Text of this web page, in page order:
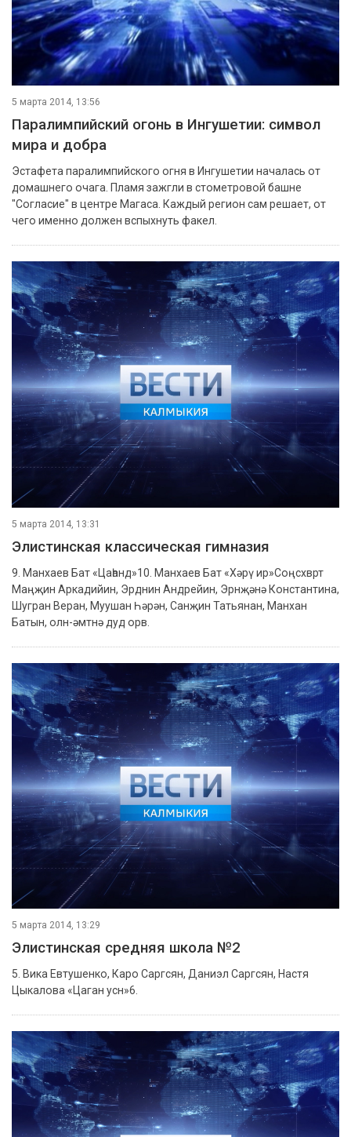
5 марта 2014, 13:56
Паралимпийский огонь в Ингушетии: символ
мира и добра
Эстафета паралимпийского огня в Ингушетии началась от
домашнего очага. Пламя зажгли в стометровой башне
"Согласие" в центре Магаса. Каждый регион сам решает, от
чего именно должен вспыхнуть факел.
5 марта 2014, 13:31
Элистинская классическая гимназия
9. Манхаев Бат «Цаһанд»10. Манхаев Бат «Хәрү ир»Соңсхврт
Маңҗин Аркадийин, Эрднин Андрейин, Эрнҗәнә Константина,
Шугран Веран, Муушан Һәрән, Санҗин Татьянан, Манхан
Батын, олн-әмтнә дуд орв.
5 марта 2014, 13:29
Элистинская средняя школа №2
5. Вика Евтушенко, Каро Саргсян, Даниэл Саргсян, Настя
Цыкалова «Цаган усн»6.